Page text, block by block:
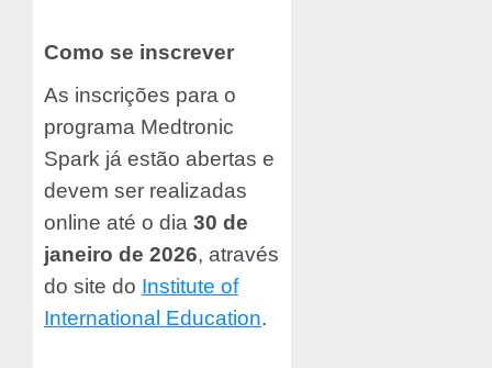
Como se inscrever
As inscrições para o
programa Medtronic
Spark já estão abertas e
devem ser realizadas
online até o dia 30 de
janeiro de 2026, através
do site do Institute of
International Education.